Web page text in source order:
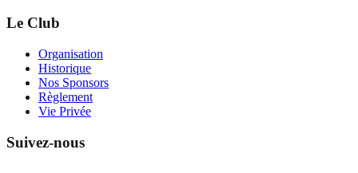
Le Club
Organisation
Historique
Nos Sponsors
Règlement
Vie Privée
Suivez-nous